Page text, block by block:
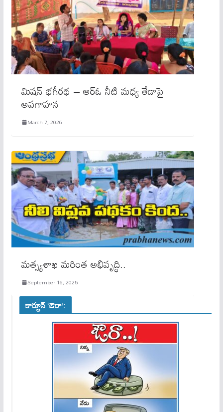
మిషన్ భగీరథ – ఆర్‌ఓ నీటి మధ్య తేడాపై
అవగాహన
March 7, 2026
మ‌త్స్య‌శాఖ‌ మ‌రింత అభివృద్ధి..
September 16, 2025
కార్టూన్ ‘ఔరా’: